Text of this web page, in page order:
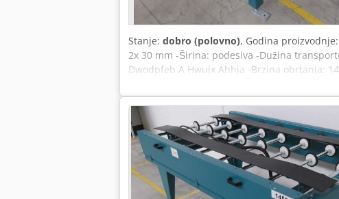
Stanje: dobro (polovno), Godina proizvodnje:
2x 30 mm -Širina: podesiva -Dužina
Dwodpfeb A Hwujx Ahhja -Brzina obrtanja: